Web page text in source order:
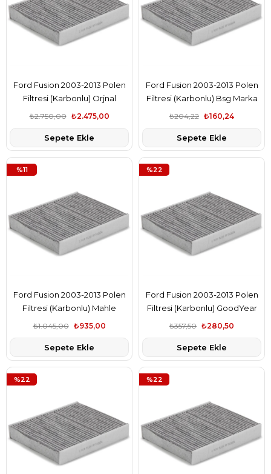
Ford Fusion 2003-2013 Polen
Filtresi (Karbonlu) Orjnal
Marka 2S6J19G244AA
₺2.475,00
₺2.750,00
Sepete Ekle
Ford Fusion 2003-2013 Polen
Filtresi (Karbonlu) Bsg Marka
2S6J19G244AA
₺160,24
₺204,22
Sepete Ekle
Ford Fusion 2003-2013 Polen
Filtresi (Karbonlu) Mahle
Marka 2S6J19G244AA
₺935,00
₺1.045,00
Sepete Ekle
%11
Ford Fusion 2003-2013 Polen
Filtresi (Karbonlu) GoodYear
Marka 2S6J19G244AA
₺280,50
₺357,50
Sepete Ekle
%22
%22 %22